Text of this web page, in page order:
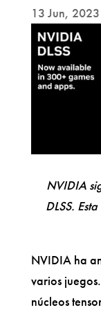
13 Jun, 2023
NVIDIA
DLSS.
NVIDIA ha
varios
núcleos